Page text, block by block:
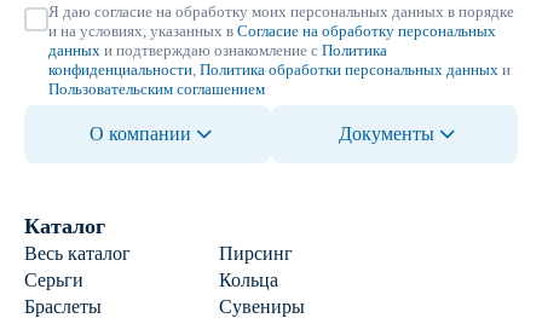
Я даю согласие на обработку моих персональных данных в порядке
и на условиях, указанных в Согласие на обработку персональных
данных и подтверждаю ознакомление с Политика
конфиденциальности Политика обработки персональных данных и
Пользовательским соглашением
О компании Документы
Каталог
Весь каталог
Пирсинг
Серьги
Кольца
Браслеты
Сувениры